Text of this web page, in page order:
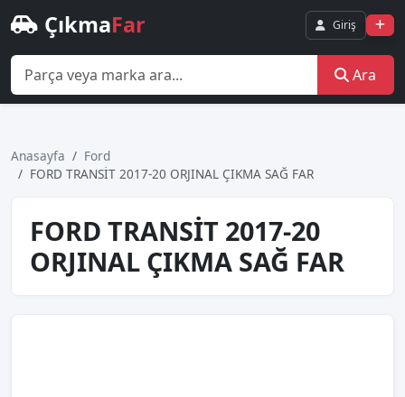
ÇıkmaFar Giriş
Ara
Anasayfa
Ford
FORD TRANSİT 2017-20 ORJINAL ÇIKMA SAĞ FAR
FORD TRANSİT 2017-20
ORJINAL ÇIKMA SAĞ FAR